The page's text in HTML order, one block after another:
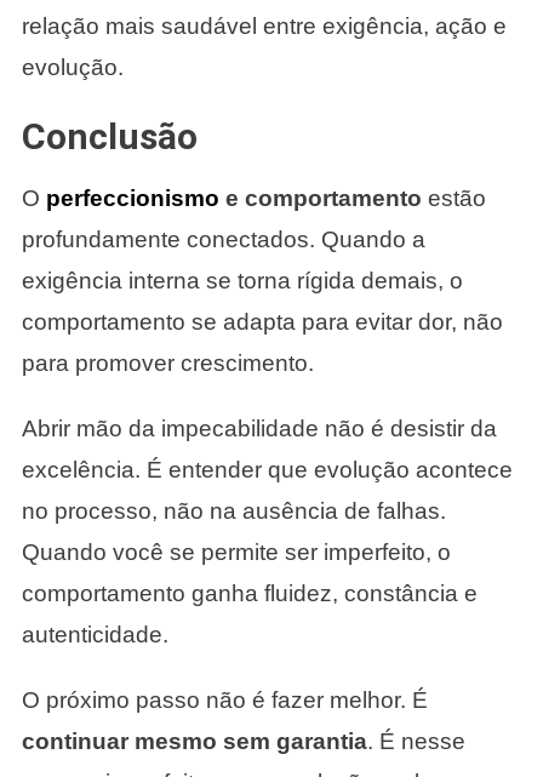
relação mais saudável entre exigência, ação e
evolução.
Conclusão
O perfeccionismo e comportamento estão
profundamente conectados. Quando a
exigência interna se torna rígida demais, o
comportamento se adapta para evitar dor, não
para promover crescimento.
Abrir mão da impecabilidade não é desistir da
excelência. É entender que evolução acontece
no processo, não na ausência de falhas.
Quando você se permite ser imperfeito, o
comportamento ganha fluidez, constância e
autenticidade.
O próximo passo não é fazer melhor. É
continuar mesmo sem garantia. É nesse